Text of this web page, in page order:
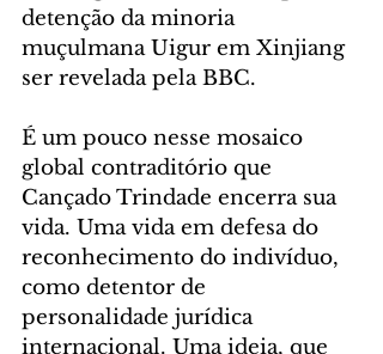
detenção da minoria
muçulmana Uigur em Xinjiang
ser revelada pela BBC.
É um pouco nesse mosaico
global contraditório que
Cançado Trindade encerra sua
vida. Uma vida em defesa do
reconhecimento do indivíduo,
como detentor de
personalidade jurídica
internacional. Uma ideia, que